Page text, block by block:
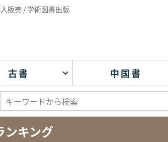
販売 / 学術図書出版
古書 中国書
ンキング